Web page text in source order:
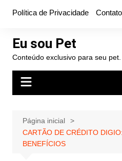
conteúdo
Política de Privacidade Contato
Eu sou Pet
Conteúdo exclusivo para seu pet.
Página inicial
CARTÃO DE CRÉDITO
BENEFÍCIOS